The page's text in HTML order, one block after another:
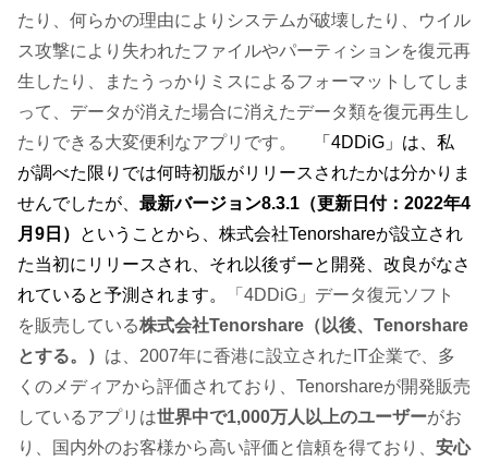
たり、何らかの理由によりシステムが破壊したり、ウイル
ス攻撃により失われたファイルやパーティションを復元再
生したり、またうっかりミスによるフォーマットしてしま
って、データが消えた場合に消えたデータ類を復元再生し
たりできる大変便利なアプリです。
「4DDiG」は、私
が調べた限りでは何時初版がリリースされたかは分かりま
せんでしたが、 最新バージョン8.3.1（更新日付：2022年4
月9日）
ということから、株式会社Tenorshareが設立され
た当初にリリースされ、それ以後ずーと開発、改良がなさ
れていると予測されます。
「4DDiG」データ復元ソフト
を販売している株式会社Tenorshare（以後、Tenorshare
とする。） は、2007年に香港に設立されたIT企業で、多
くのメディアから評価されており、Tenorshareが開発販売
しているアプリは世界中で1,000万人以上のユーザーがお
り、国内外のお客様から高い評価と信頼を得ており、 安心